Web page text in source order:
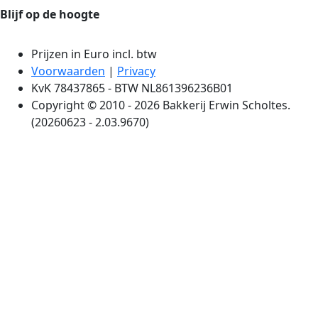
Blijf op de hoogte
Prijzen in Euro incl. btw
Voorwaarden | Privacy
KvK 78437865 - BTW NL861396236B01
Copyright © 2010 - 2026 Bakkerij Erwin Scholtes.
(20260623 - 2.03.9670)